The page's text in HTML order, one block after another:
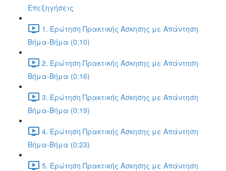
Επεξηγήσεις
1. Ερώτηση Πρακτικής Άσκησης με Απάντηση
Βήμα-Βήμα (0:10)
2. Ερώτηση Πρακτικής Άσκησης με Απάντηση
Βήμα-Βήμα (0:16)
3. Ερώτηση Πρακτικής Άσκησης με Απάντηση
Βήμα-Βήμα (0:19)
4. Ερώτηση Πρακτικής Άσκησης με Απάντηση
Βήμα-Βήμα (0:23)
5. Ερώτηση Πρακτικής Άσκησης με Απάντηση